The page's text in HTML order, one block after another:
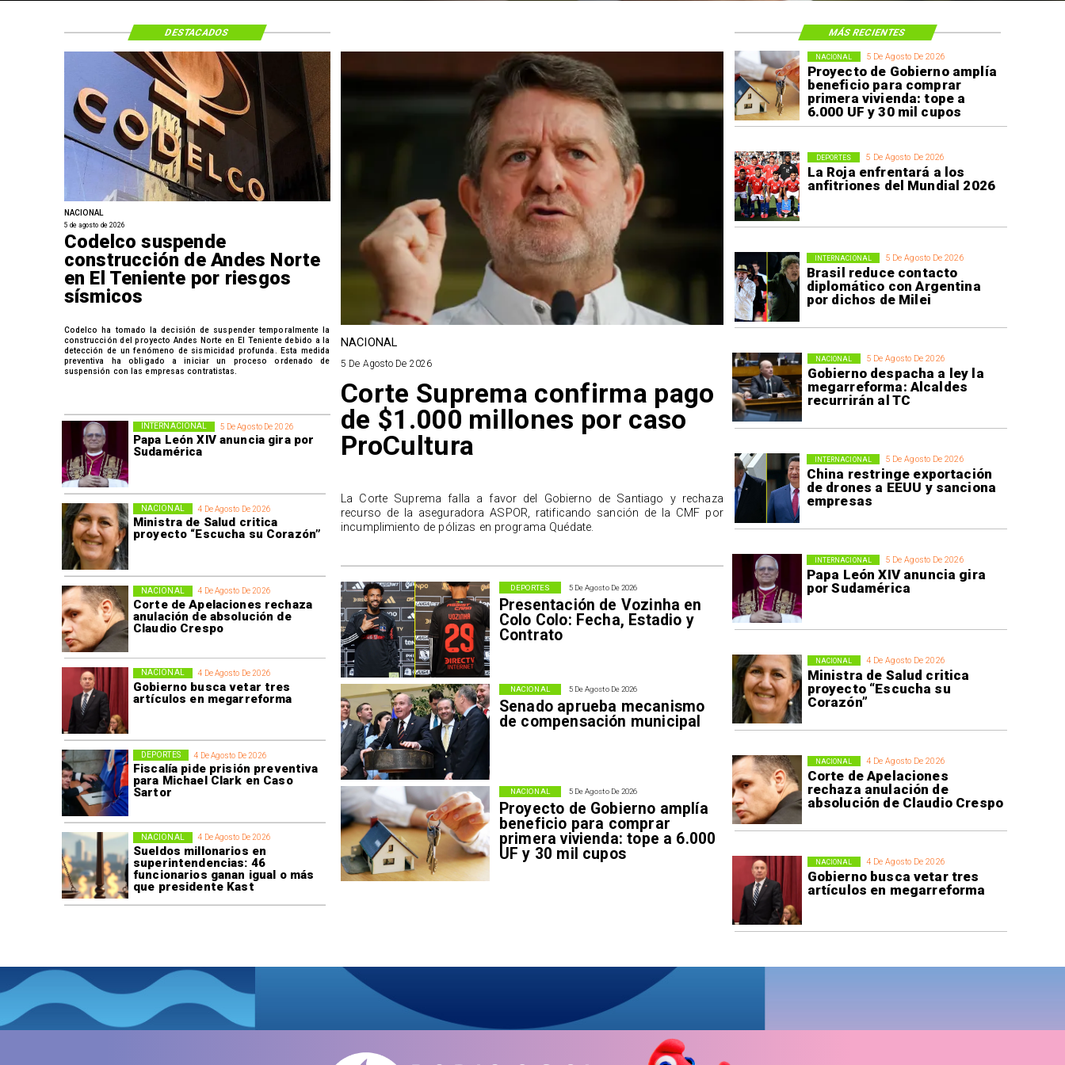
5 De Agosto De 2026
Proyecto de Gobierno amplía
beneficio para comprar
primera vivienda: tope a
6.000 UF y 30 mil cupos
NACIONAL
5 De Agosto De 2026
La Roja enfrentará a los
anfitriones del Mundial 2026
DEPORTES
5 De Agosto De 2026
Brasil reduce contacto
diplomático con Argentina
por dichos de Milei
INTERNACIONAL
5 De Agosto De 2026
Gobierno despacha a ley la
megarreforma: Alcaldes
recurrirán al TC
NACIONAL
5 De Agosto De 2026
China restringe exportación
de drones a EEUU y sanciona
empresas
INTERNACIONAL
5 De Agosto De 2026
Papa León XIV anuncia gira
por Sudamérica
INTERNACIONAL
4 De Agosto De 2026
Ministra de Salud critica
proyecto “Escucha su
Corazón”
NACIONAL
4 De Agosto De 2026
Corte de Apelaciones
rechaza anulación de
absolución de Claudio Crespo
NACIONAL
4 De Agosto De 2026
Gobierno busca vetar tres
artículos en megarreforma
NACIONAL
5 De Agosto De 2026
Papa León XIV anuncia gira por
Sudamérica
INTERNACIONAL
4 De Agosto De 2026
Ministra de Salud critica
proyecto “Escucha su Corazón”
NACIONAL
4 De Agosto De 2026
Corte de Apelaciones rechaza
anulación de absolución de
Claudio Crespo
NACIONAL
4 De Agosto De 2026
Gobierno busca vetar tres
artículos en megarreforma
NACIONAL
4 De Agosto De 2026
Fiscalía pide prisión preventiva
para Michael Clark en Caso
Sartor
DEPORTES
4 De Agosto De 2026
Sueldos millonarios en
superintendencias: 46
funcionarios ganan igual o más
que presidente Kast
NACIONAL
5 De Agosto De 2026
Presentación de Vozinha en
Colo Colo: Fecha, Estadio y
Contrato
DEPORTES
5 De Agosto De 2026
Senado aprueba mecanismo
de compensación municipal
NACIONAL
5 De Agosto De 2026
Proyecto de Gobierno amplía
beneficio para comprar
primera vivienda: tope a 6.000
UF y 30 mil cupos
NACIONAL
NACIONAL
5 de agosto de 2026
Codelco suspende
construcción de Andes Norte
en El Teniente por riesgos
sísmicos
Codelco ha tomado la decisión de suspender temporalmente la
construcción del proyecto Andes Norte en El Teniente debido a la
detección de un fenómeno de sismicidad profunda. Esta medida
preventiva ha obligado a iniciar un proceso ordenado de
suspensión con las empresas contratistas.
NACIONAL
5 De Agosto De 2026
Corte Suprema confirma pago
de $1.000 millones por caso
ProCultura
La Corte Suprema falla a favor del Gobierno de Santiago y rechaza
recurso de la aseguradora ASPOR, ratificando sanción de la CMF por
incumplimiento de pólizas en programa Quédate.
DESTACADOS MÁS RECIENTES